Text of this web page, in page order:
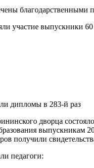
благодарственными
участие выпускники
дипломы в 283-й раз
дворца
получили
педагоги: